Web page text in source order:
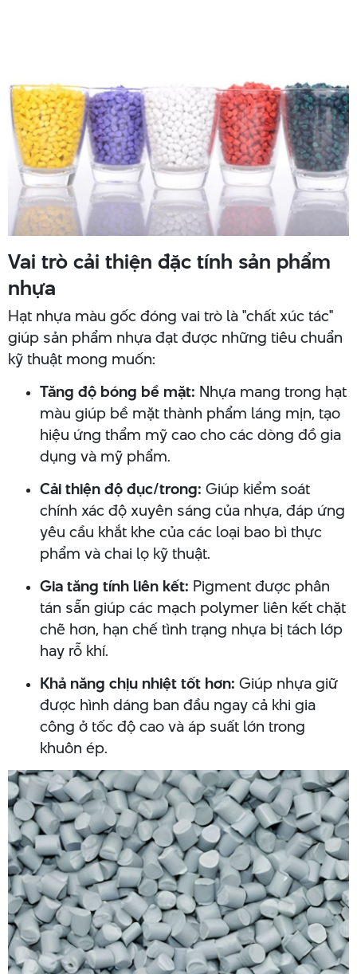
Vai trò cải thiện đặc tính sản phẩm
nhựa
Hạt nhựa màu gốc đóng vai trò là "chất xúc tác"
giúp sản phẩm nhựa đạt được những tiêu chuẩn
kỹ thuật mong muốn:
Tăng độ bóng bề mặt: Nhựa mang trong hạt
màu giúp bề mặt thành phẩm láng mịn, tạo
hiệu ứng thẩm mỹ cao cho các dòng đồ gia
dụng và mỹ phẩm.
Cải thiện độ đục/trong: Giúp kiểm soát
chính xác độ xuyên sáng của nhựa, đáp ứng
yêu cầu khắt khe của các loại bao bì thực
phẩm và chai lọ kỹ thuật.
Gia tăng tính liên kết: Pigment được phân
tán sẵn giúp các mạch polymer liên kết chặt
chẽ hơn, hạn chế tình trạng nhựa bị tách lớp
hay rỗ khí.
Khả năng chịu nhiệt tốt hơn: Giúp nhựa giữ
được hình dáng ban đầu ngay cả khi gia
công ở tốc độ cao và áp suất lớn trong
khuôn ép.